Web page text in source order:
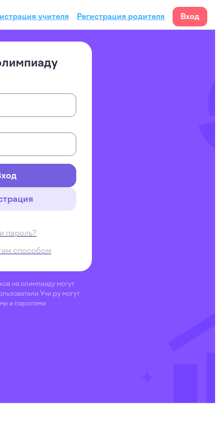
учителя Регистрация родителя Вход
пароль?
способом
на олимпиаду могут
Учи.ру могут
и паролями